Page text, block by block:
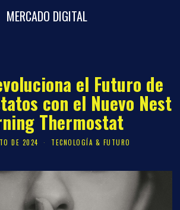
MERCADO DIGITAL
el Futuro de
con el Nuevo Nest
Thermostat
DE 2024 TECNOLOGÍA & FUTURO